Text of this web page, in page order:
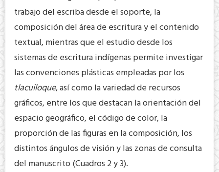
trabajo del escriba desde el soporte, la
composición del área de escritura y el contenido
textual, mientras que el estudio desde los
sistemas de escritura indígenas permite investigar
las convenciones plásticas empleadas por los
tlacuiloque, así como la variedad de recursos
gráficos, entre los que destacan la orientación del
espacio geográfico, el código de color, la
proporción de las figuras en la composición, los
distintos ángulos de visión y las zonas de consulta
del manuscrito (Cuadros 2 y 3).